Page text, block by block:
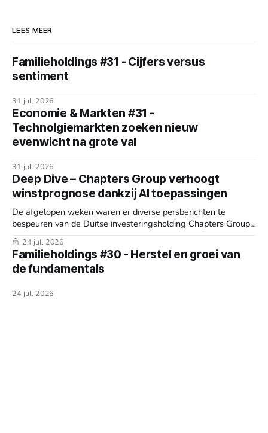
LEES MEER
Familieholdings #31 - Cijfers versus
sentiment
31 jul. 2026
Economie & Markten #31 -
Technolgiemarkten zoeken nieuw
evenwicht na grote val
31 jul. 2026
Deep Dive – Chapters Group verhoogt
winstprognose dankzij AI toepassingen
De afgelopen weken waren er diverse persberichten te
bespeuren van de Duitse investeringsholding Chapters Group
(Frankfurt: CHG). Bovendien organiseerde de serial acquirer
een Capital Markets Day (CMD) en de Algemene Vergadering
van Aandeelhouders (AVA). Reden genoeg om weer deze
week wat dieper te duiken in het bedrijf.
24 jul. 2026
Familieholdings #30 - Herstel en groei van
de fundamentals
24 jul. 2026